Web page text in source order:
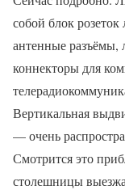
собой блок
антенные разъёмы,
коннекторы для
Вертикальная
— очень
Смотрится это
столешницы